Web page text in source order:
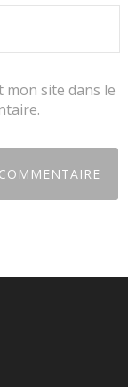
site dans le